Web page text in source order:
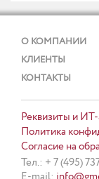
О КОМПАНИИ
КЛИЕНТЫ
КОНТАКТЫ
Реквизиты и
Политика
Согласие на
Тел.: + 7 (495)